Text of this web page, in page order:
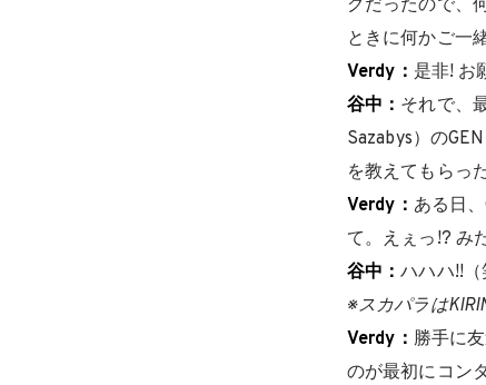
グだったので、
ときに何かご一
Verdy： 是非! お
谷中： それで、
Sazabys）の
を教えてもらっ
Verdy： ある日
て。えぇっ!? み
谷中：ハハハ!!（
※スカパラは
Verdy： 勝手に
のが最初にコン